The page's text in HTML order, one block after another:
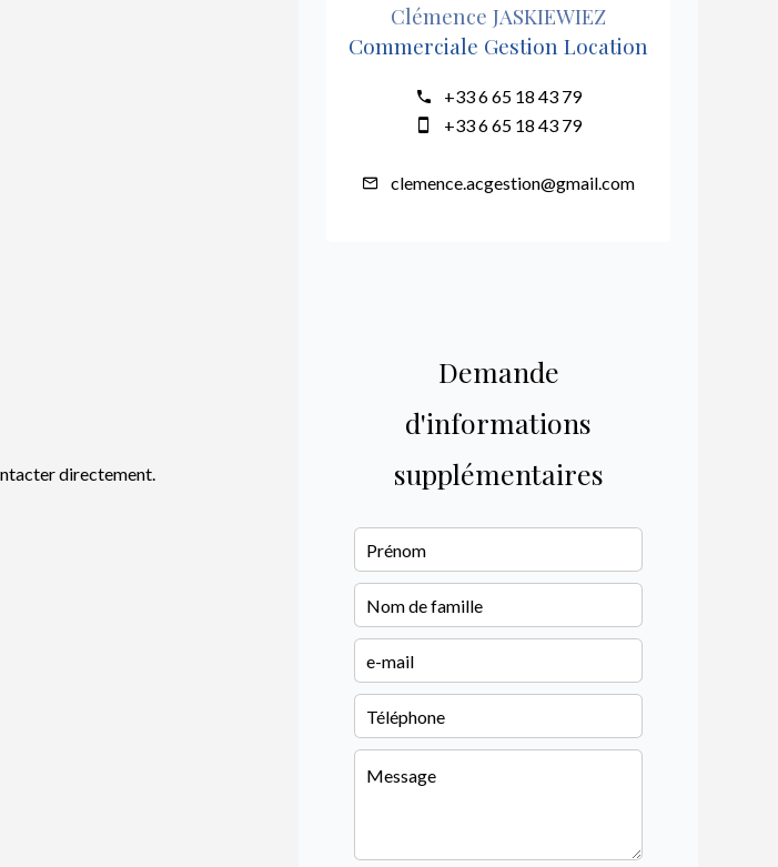
directement.
Clémence JASKIEWIEZ
Commerciale Gestion Location
+33 6 65 18 43 79
+33 6 65 18 43 79
clemence.acgestion@gmail.com
Demande
d'informations
supplémentaires